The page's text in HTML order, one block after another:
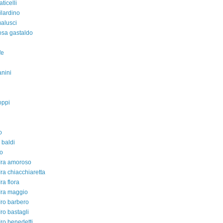
gastaldo
baldi
amoroso
chiacchiaretta
flora
maggio
barbero
bastagli